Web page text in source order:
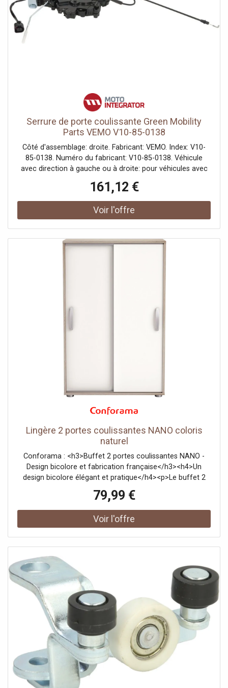
Serrure de porte coulissante Green Mobility
Parts VEMO V10-85-0138
Côté d'assemblage: droite. Fabricant: VEMO. Index: V10-
85-0138. Numéro du fabricant: V10-85-0138. Véhicule
avec direction à gauche ou à droite: pour véhicules avec
161,12 €
Lingère 2 portes coulissantes NANO coloris
naturel
Conforama : <h3>Buffet 2 portes coulissantes NANO -
Design bicolore et fabrication française</h3><h4>Un
design bicolore élégant et pratique</h4><p>Le buffet 2
portes NANO, avec son coloris bicolore blanc et chêne
kronberg, s'intègre parfaitement dans un intérieur
moderne et épuré. Ce meuble est idéal pour ceux qui
recherchent un mobilier à la fois esthétique et
pour optimiser l'espace, ce buffet est parfait pour les
petits budgets qui souhaitent allier esthétisme et praticité.
</p><h4>Fonctionnalités et fabrication française</h4>
<p>Le buffet NANO est doté de deux portes coulissantes,
un choix judicieux pour un gain de place optimal. Derrière
ces portes se trouvent deux tablettes pratiques pour
organiser vos affaires et les garder à portée de main.
Fabriqué en France, ce meuble garantit une qualité de
fabrication supérieure. Sa structure en panneaux de
particules avec une finition papier décor imitation acacia
assure une robustesse et une durabilité appréciables. Les
poignées en plastique offrent une prise en main facile,
79,99 €